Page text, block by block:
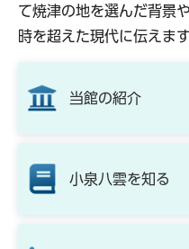
て焼津の地を選んだ背景
時を超えた現代に伝えます
当館の紹介
小泉八雲を知る